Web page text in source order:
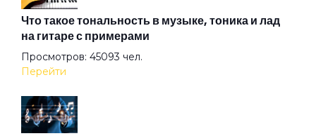
Алиса
Алмазная душа
Амазонка
Что такое тональность в музыке, тоника и лад
на гитаре с примерами
Просмотров: 45093 чел.
Перейти